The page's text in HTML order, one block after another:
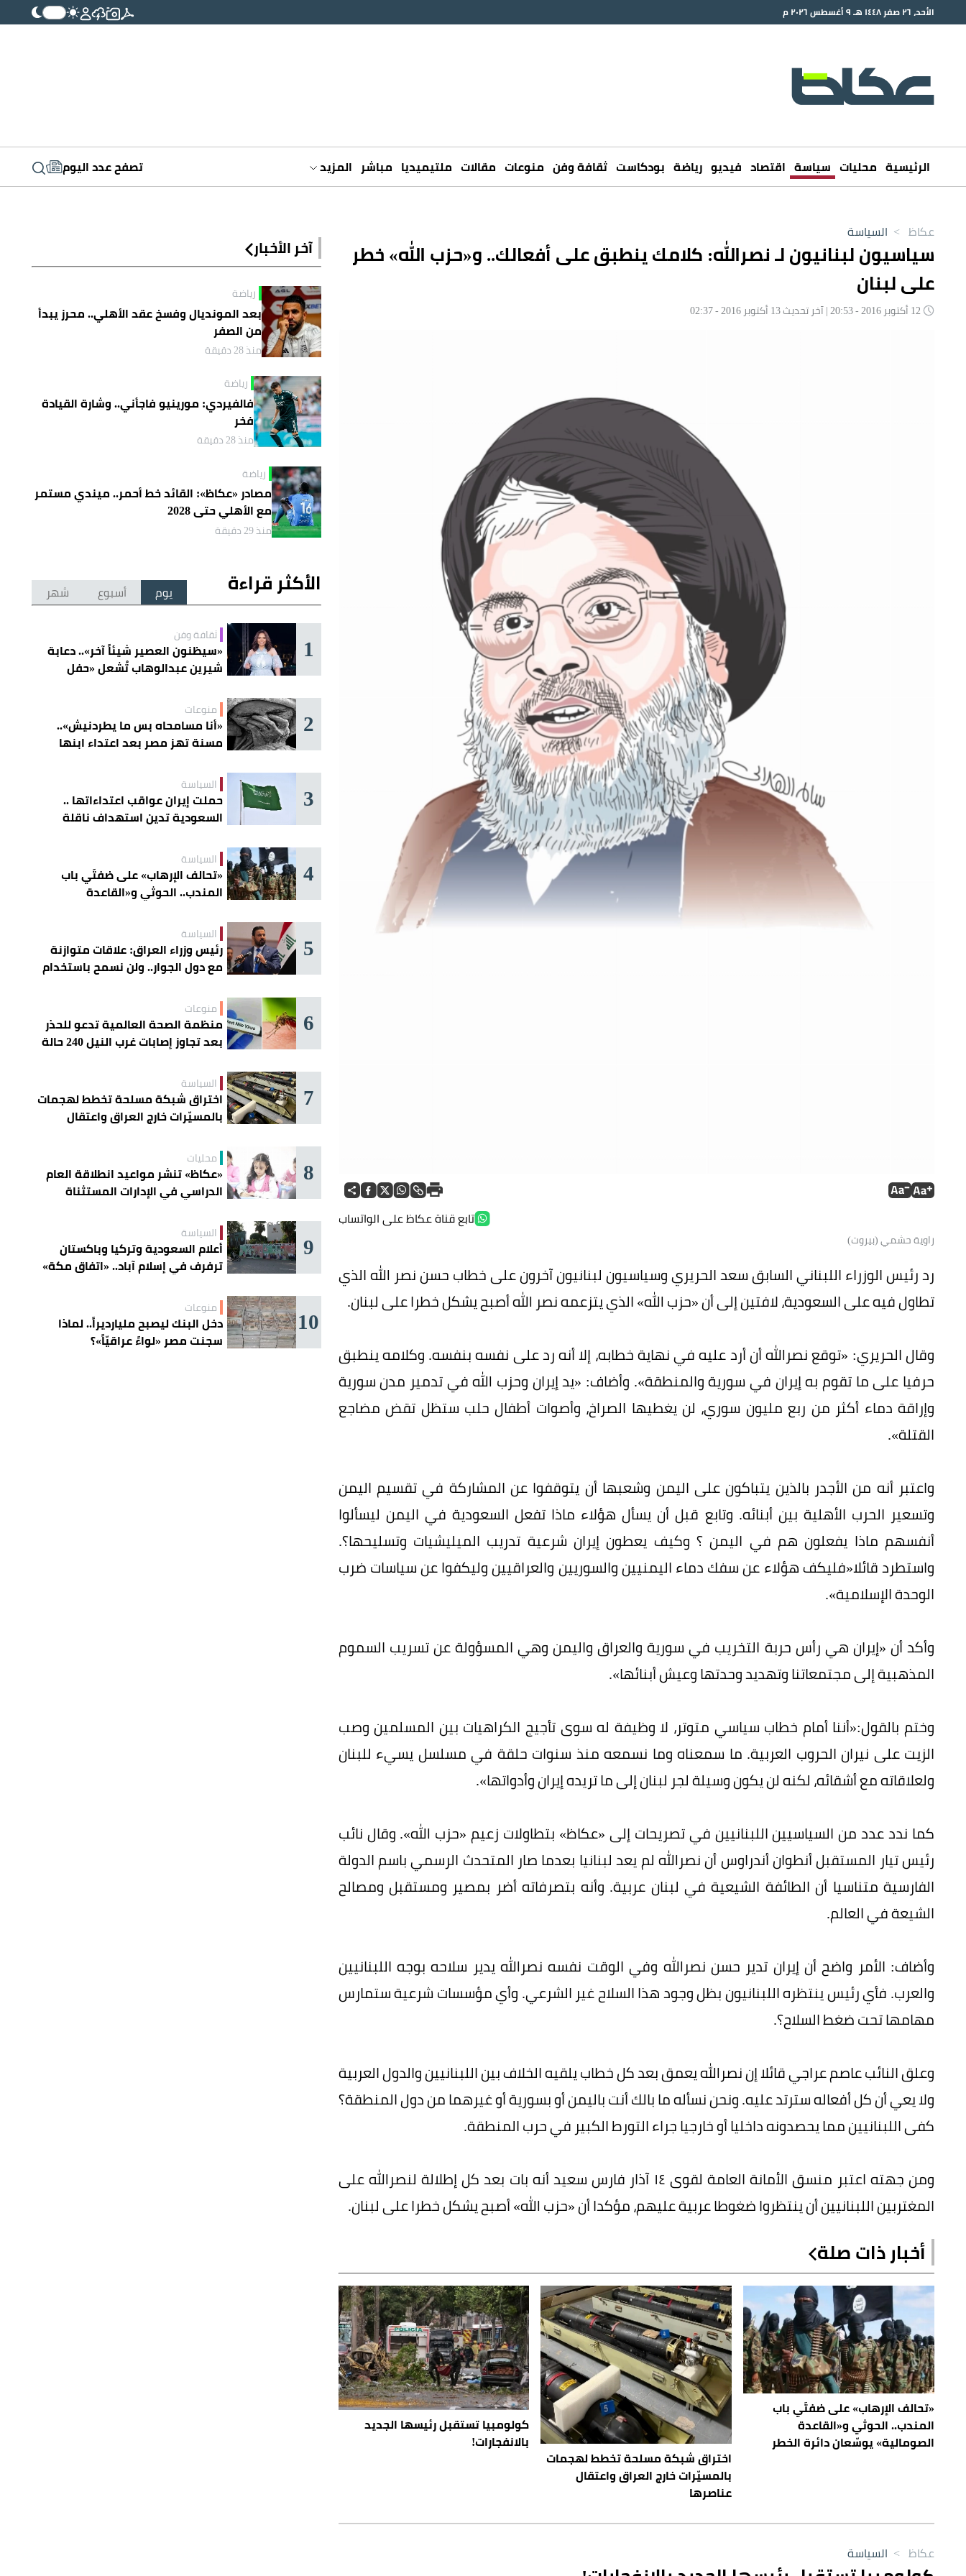
الأحد، ٢٦ صفر ١٤٤٨ هـ ٩ أغسطس ٢٠٢٦ م
الرئيسية محليات سياسة اقتصاد فيديو رياضة بودكاست ثقافة وفن منوعات مقالات ملتيميديا مباشر المزيد تصفح عدد اليوم
عكاظ > السياسة
سياسيون لبنانيون لـ نصرالله: كلامك ينطبق على أفعالك.. و«حزب الله» خطر
على لبنان
تابع قناة عكاظ على الواتساب
راوية حشمي (بيروت)
رد رئيس الوزراء اللبناني السابق سعد الحريري وسياسيون لبنانيون آخرون على خطاب حسن نصر الله الذي
تطاول فيه على السعودية، لافتين إلى أن «حزب الله» الذي يتزعمه نصر الله أصبح يشكل خطرا على لبنان.
وقال الحريري: «توقع نصرالله أن أرد عليه في نهاية خطابه، إلا أنه رد على نفسه بنفسه. وكلامه ينطبق
حرفيا على ما تقوم به إيران في سورية والمنطقة». وأضاف: «يد إيران وحزب الله في تدمير مدن سورية
وإراقة دماء أكثر من ربع مليون سوري، لن يغطيها الصراخ، وأصوات أطفال حلب ستظل تقض مضاجع
القتلة».
واعتبر أنه من الأجدر بالذين يتباكون على اليمن وشعبها أن يتوقفوا عن المشاركة في تقسيم اليمن
وتسعير الحرب الأهلية بين أبنائه. وتابع قبل أن يسأل هؤلاء ماذا تفعل السعودية في اليمن ليسألوا
أنفسهم ماذا يفعلون هم في اليمن ؟ وكيف يعطون إيران شرعية تدريب الميليشيات وتسليحها؟.
واستطرد قائلا«فليكف هؤلاء عن سفك دماء اليمنيين والسوريين والعراقيين وليكفوا عن سياسات ضرب
الوحدة الإسلامية».
وأكد أن «إيران هي رأس حربة التخريب في سورية والعراق واليمن وهي المسؤولة عن تسريب السموم
المذهبية إلى مجتمعاتنا وتهديد وحدتها وعيش أبنائها».
وختم بالقول:«أننا أمام خطاب سياسي متوتر، لا وظيفة له سوى تأجيج الكراهيات بين المسلمين وصب
الزيت على نيران الحروب العربية. ما سمعناه وما نسمعه منذ سنوات حلقة في مسلسل يسيء للبنان
ولعلاقاته مع أشقائه، لكنه لن يكون وسيلة لجر لبنان إلى ما تريده إيران وأدواتها».
كما ندد عدد من السياسيين اللبنانيين في تصريحات إلى «عكاظ» بتطاولات زعيم «حزب الله». وقال نائب
رئيس تيار المستقبل أنطوان أندراوس أن نصرالله لم يعد لبنانيا بعدما صار المتحدث الرسمي باسم الدولة
الفارسية متناسيا أن الطائفة الشيعية في لبنان عربية. وأنه بتصرفاته أضر بمصير ومستقبل ومصالح
الشيعة في العالم.
وأضاف: الأمر واضح أن إيران تدير حسن نصرالله وفي الوقت نفسه نصرالله يدير سلاحه بوجه اللبنانيين
والعرب. فأي رئيس ينتظره اللبنانيون بظل وجود هذا السلاح غير الشرعي. وأي مؤسسات شرعية ستمارس
مهامها تحت ضغط السلاح؟.
وعلق النائب عاصم عراجي قائلا إن نصرالله يعمق بعد كل خطاب يلقيه الخلاف بين اللبنانيين والدول العربية
ولا يعي أن كل أفعاله سترتد عليه. ونحن نسأله ما بالك أنت باليمن أو بسورية أو غيرهما من دول المنطقة؟
كفى اللبنانيين مما يحصدونه داخليا أو خارجيا جراء التورط الكبير في حرب المنطقة.
ومن جهته اعتبر منسق الأمانة العامة لقوى ١٤ آذار فارس سعيد أنه بات بعد كل إطلالة لنصرالله على
المغتربين اللبنانيين أن ينتظروا ضغوطا عربية عليهم، مؤكدا أن «حزب الله» أصبح يشكل خطرا على لبنان.
أخبار ذات صلة
«تحالف الإرهاب» على ضفتَي باب
المندب.. الحوثي و«القاعدة
الصومالية» يوسّعان دائرة الخطر
اختراق شبكة مسلحة تخطط لهجمات
بالمسيّرات خارج العراق واعتقال
عناصرها
كولومبيا تستقبل رئيسها الجديد
بالانفجارات!
آخر الأخبار
رياضة
بعد المونديال وفسخ عقد الأهلي.. محرز يبدأ
من الصفر
منذ 28 دقيقة
رياضة
فالفيردي: مورينيو فاجأني.. وشارة القيادة
فخر
منذ 28 دقيقة
رياضة
مصادر «عكاظ»: القائد خط أحمر.. ميندي مستمر
مع الأهلي حتى 2028
منذ 29 دقيقة
الأكثر قراءة يوم أسبوع شهر
1 ثقافة وفن
«سيظنون العصير شيئاً آخر».. دعابة
شيرين عبدالوهاب تُشعل «حفل
2 منوعات
«أنا مسامحاه بس ما يطردنيش»..
مسنة تهز مصر بعد اعتداء ابنها
3 السياسة
حملت إيران عواقب اعتداءاتها ..
السعودية تدين استهداف ناقلة
4 السياسة
«تحالف الإرهاب» على ضفتَي باب
المندب.. الحوثي و«القاعدة
5 السياسة
رئيس وزراء العراق: علاقات متوازنة
مع دول الجوار.. ولن نسمح باستخدام
6 منوعات
منظمة الصحة العالمية تدعو للحذر
بعد تجاوز إصابات غرب النيل 240 حالة
7 السياسة
اختراق شبكة مسلحة تخطط لهجمات
بالمسيّرات خارج العراق واعتقال
8 محليات
«عكاظ» تنشر مواعيد انطلاقة العام
الدراسي في الإدارات المستثناة
9 السياسة
أعلام السعودية وتركيا وباكستان
ترفرف في إسلام آباد.. «اتفاق مكة»
10 منوعات
دخل البنك ليصبح مليارديراً.. لماذا
سجنت مصر «لواءً عراقيّاً»؟
عكاظ > السياسة